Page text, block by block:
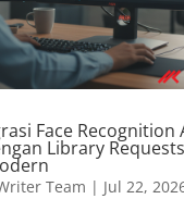
Face Recognition
Library
Team | Jul 22,